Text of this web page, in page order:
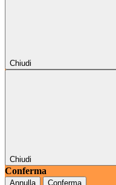
Chiudi
Chiudi
Conferma
Annulla Conferma